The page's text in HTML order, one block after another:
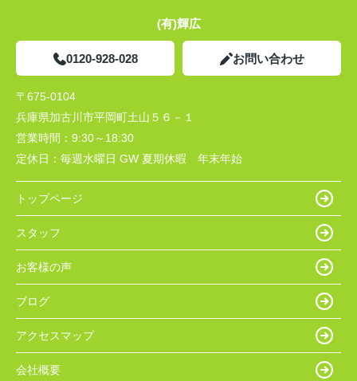
(有)輝広
0120-928-028 お問い合わせ
〒675-0104
兵庫県加古川市平岡町土山５６－１
営業時間： 9:30～18:30
定休日： 毎週水曜日 GW 夏期休暇 年末年始
トップページ
スタッフ
お客様の声
ブログ
アクセスマップ
会社概要